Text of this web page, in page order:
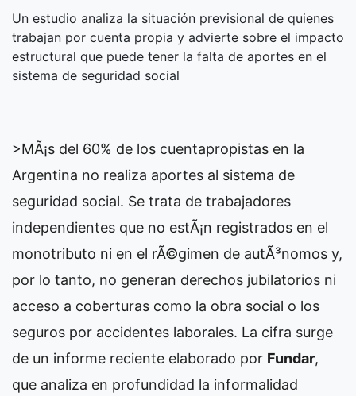
Un estudio analiza la situación previsional de quienes
trabajan por cuenta propia y advierte sobre el impacto
estructural que puede tener la falta de aportes en el
sistema de seguridad social
>MÃ¡s del 60% de los cuentapropistas en la
Argentina no realiza aportes al sistema de
seguridad social. Se trata de trabajadores
independientes que no estÃ¡n registrados en el
monotributo ni en el rÃ©gimen de autÃ³nomos y,
por lo tanto, no generan derechos jubilatorios ni
acceso a coberturas como la obra social o los
seguros por accidentes laborales. La cifra surge
de un informe reciente elaborado por Fundar,
que analiza en profundidad la informalidad